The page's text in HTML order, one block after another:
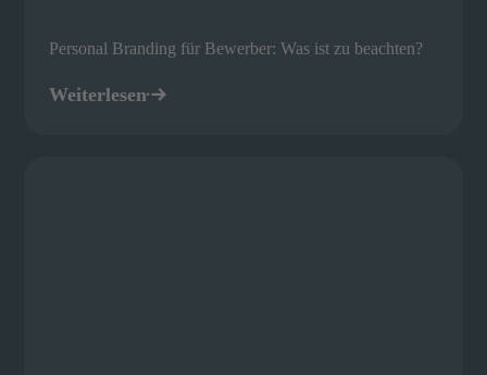
Personal Branding für Bewerber: Was ist zu beachten?
Weiterlesen